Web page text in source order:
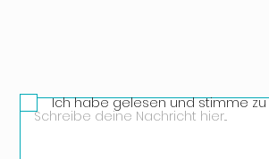
Ich habe gelesen und stimme zu